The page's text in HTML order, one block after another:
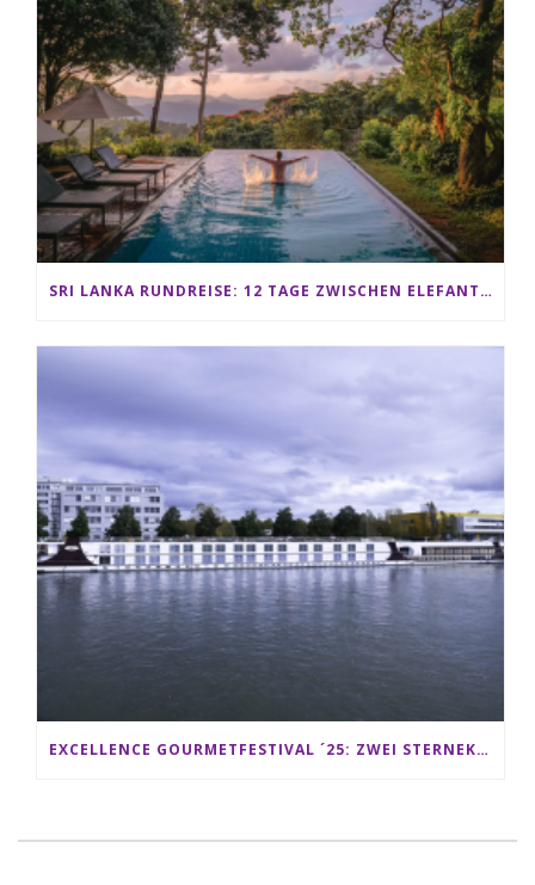
SRI LANKA RUNDREISE: 12 TAGE ZWISCHEN ELEFANTEN, TEEPLANTAGEN & STRAND ALS FAMILIE
EXCELLENCE GOURMETFESTIVAL ´25: ZWEI STERNEKÖCHE ANTONIO GUIDA & DARIO MORESCO VERWÖHNEN IHRE GÄSTE AUF EINER LUXERIÖSEN SCHIFFSREISE